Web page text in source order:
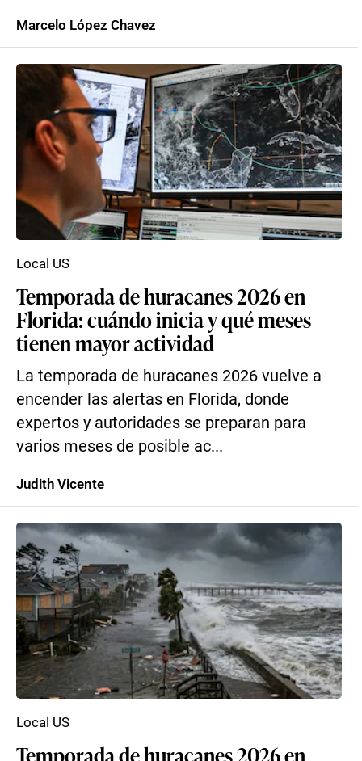
Marcelo López Chavez
Temporada de huracanes 2026 en
Florida: cuándo inicia y qué meses
tienen mayor actividad
La temporada de huracanes 2026 vuelve a
encender las alertas en Florida, donde
expertos y autoridades se preparan para
varios meses de posible ac...
Local US
Judith Vicente
Temporada de huracanes 2026 en
Local US